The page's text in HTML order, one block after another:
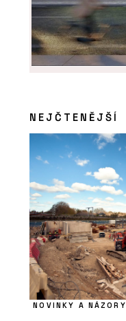
NEJČTENĚJŠÍ
NOVINKY A NÁZORY